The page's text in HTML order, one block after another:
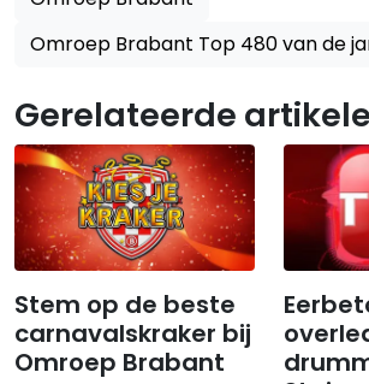
Omroep Brabant Top 480 van de
Gerelateerde
Stem op de beste
carnavalskraker bij
Omroep Brabant